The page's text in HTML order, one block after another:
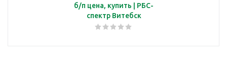
б/п цена, купить | РБС-
спектр Витебск